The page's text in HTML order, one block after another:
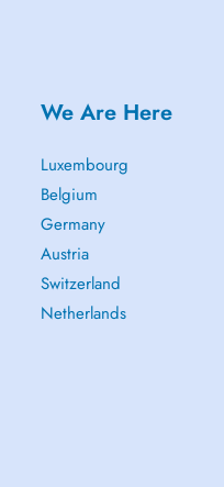
We Are Here
Luxembourg
Belgium
Germany
Austria
Switzerland
Netherlands